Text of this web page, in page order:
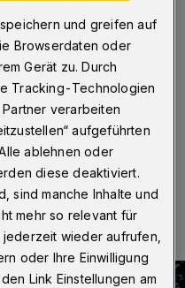
und Neumann: "Mit
Meilenstein auf
gesetzt. Auf der
des laufenden
Beurteilung der
Lesezeit
und greifen auf
Browserdaten oder
Gerät zu. Durch
Tracking-Technologien
verarbeiten
aufgeführten
ablehnen oder
diese deaktiviert.
sind manche Inhalte und
mehr so relevant für
wieder aufrufen,
oder Ihre Einwilligung
Link Einstellungen am